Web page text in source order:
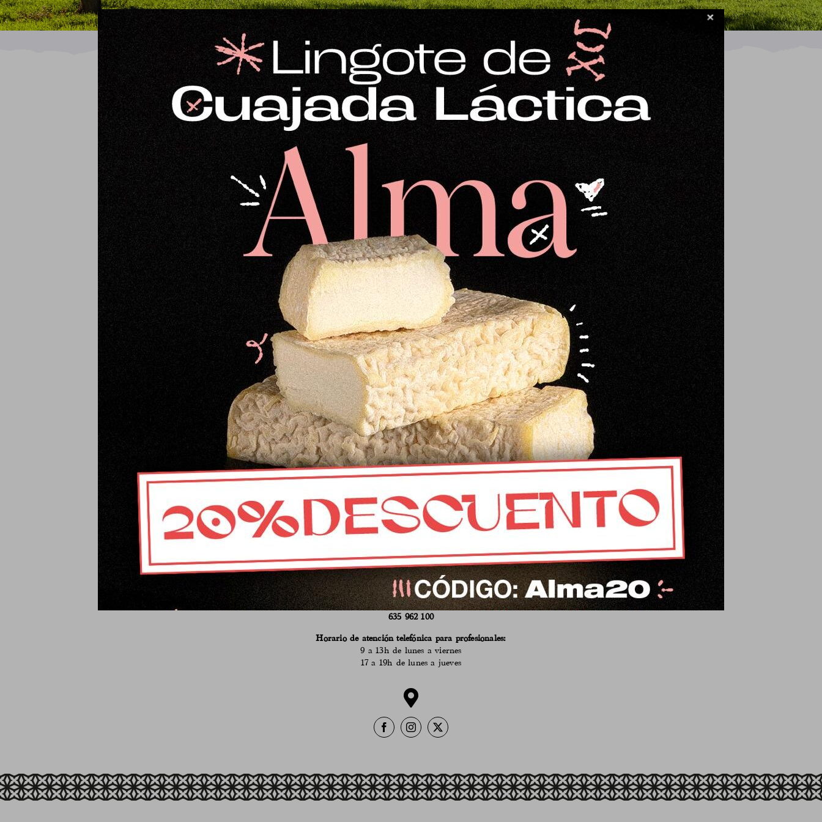
Ordena porFecha Mostrar12 productos
Mantequilla
Mercado municipal de Abastos
de Fuente Obejuna, Córdoba
618 530 555
Horario de atención en el puesto del Mercado:
9 a 14h de martes a sábado
en veranode 9 a 14h de lunes a sábado
635 962 100
Horario de atención telefónica para profesionales:
9 a 13h de lunes a viernes
17 a 19h de lunes a jueves